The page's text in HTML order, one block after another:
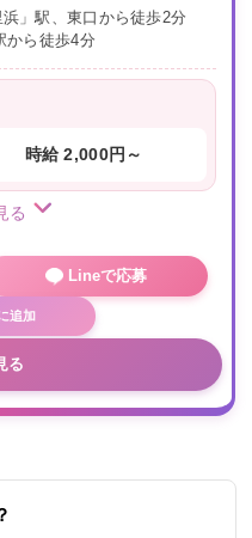
」駅、東口から徒歩2分
から徒歩4分
時給 2,000円～
る
Lineで応募
追加
る